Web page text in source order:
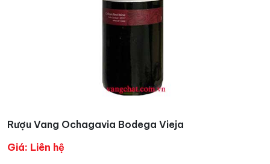
Rượu Vang Ochagavia Bodega Vieja
Giá: Liên hệ